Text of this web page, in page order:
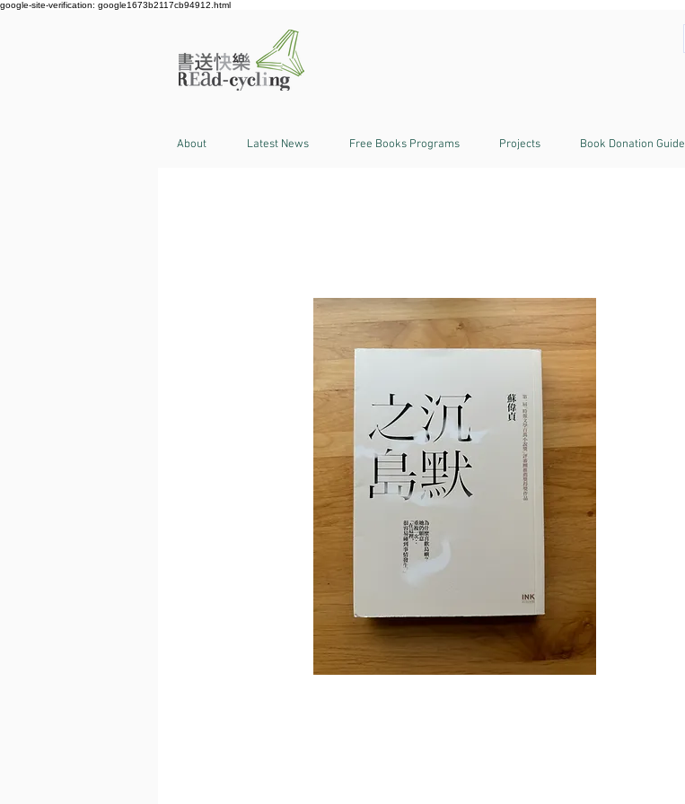
google-site-verification: google1673b2117cb94912.html
About Latest News Free Books Programs Projects Book Donation Guide